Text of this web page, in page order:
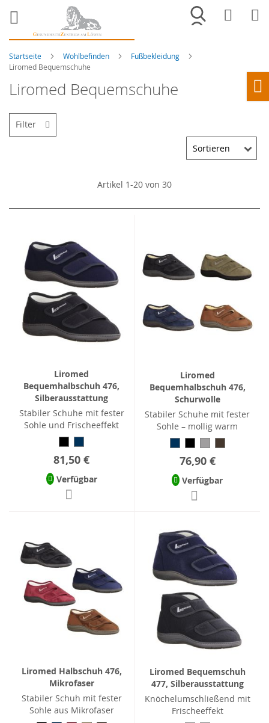
Merkliste
Startseite Wohlbefinden
Fußbekleidung
Liromed Bequemschuhe
Liromed Bequemschuhe
Artikel 1-20 von 30
Liromed
Bequemhalbschuh 476,
Silberausstattung
Stabiler Schuhe mit fester
Sohle und Frischeeffekt
81,50 €
Verfügbar
Liromed
Bequemhalbschuh 476,
Schurwolle
Stabiler Schuhe mit fester
Sohle – mollig warm
76,90 €
Verfügbar
Liromed Halbschuh 476,
Mikrofaser
Stabiler Schuh mit fester
Sohle aus Mikrofaser
Liromed Bequemschuh
477, Silberausstattung
Knöchelumschließend mit
Frischeeffekt
Filter